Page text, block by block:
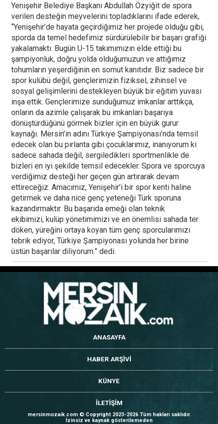
Yenişehir Belediye Başkanı Abdullah Özyiğit de spora
verilen desteğin meyvelerini topladıklarını ifade ederek,
“Yenişehir’de hayata geçirdiğimiz her projede olduğu gibi,
sporda da temel hedefimiz sürdürülebilir bir başarı grafiği
yakalamaktı. Bugün U-15 takımımızın elde ettiği bu
şampiyonluk, doğru yolda olduğumuzun ve attığımız
tohumların yeşerdiğinin en somut kanıtıdır. Biz sadece bir
spor kulübü değil, gençlerimizin fiziksel, zihinsel ve
sosyal gelişimlerini destekleyen büyük bir eğitim yuvası
inşa ettik. Gençlerimize sunduğumuz imkanlar arttıkça,
onların da azimle çalışarak bu imkanları başarıya
dönüştürdüğünü görmek bizler için en büyük gurur
kaynağı. Mersin’in adını Türkiye Şampiyonası’nda temsil
edecek olan bu pırlanta gibi çocuklarımız, inanıyorum ki
sadece sahada değil, sergiledikleri sportmenlikle de
bizleri en iyi şekilde temsil edecekler. Spora ve sporcuya
verdiğimiz desteği her geçen gün artırarak devam
ettireceğiz. Amacımız, Yenişehir’i bir spor kenti haline
getirmek ve daha nice genç yeteneği Türk sporuna
kazandırmaktır. Bu başarıda emeği olan teknik
ekibimizi, kulüp yönetimimizi ve en önemlisi sahada ter
döken, yüreğini ortaya koyan tüm genç sporcularımızı
tebrik ediyor, Türkiye Şampiyonası yolunda her birine
üstün başarılar diliyorum.” dedi.
ANASAYFA
HABER ARŞİVİ
KÜNYE
İLETİŞİM
mersinmozaik.com © Copyright 2023-2026 Tüm hakları saklıdır.
İzinsiz ve kaynak gösterilemeden